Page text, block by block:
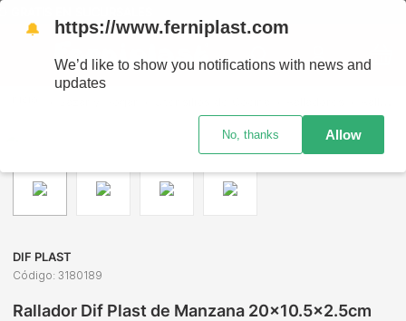
DIF PLAST
Código:3180189
Rallador Dif Plast de Manzana 20x10.5x2.5cm
🔔 https://www.ferniplast.com
We’d like to show you notifications with news and
updates
No, thanks Allow